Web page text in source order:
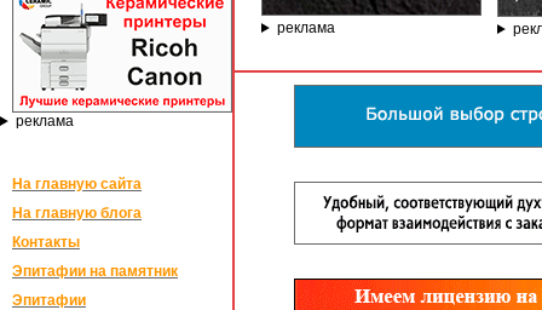
реклама
На главную сайта
На главную блога
Контакты
Эпитафии на памятник
Эпитафии
реклама